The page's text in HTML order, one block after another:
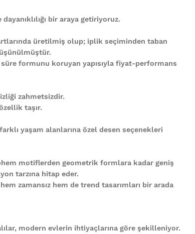
bir araya getiriyoruz.
üretilmiş olup; iplik seçiminden taban
formunu koruyan yapısıyla fiyat-performans
zahmetsizdir.
taşır.
yaşam alanlarına özel desen seçenekleri
motiflerden geometrik formlara kadar geniş
tarzına hitap eder.
zamansız hem de trend tasarımları bir arada
modern evlerin ihtiyaçlarına göre şekilleniyor.